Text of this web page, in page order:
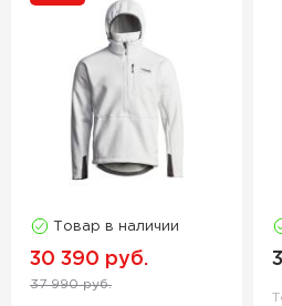
Товар в наличии
30 390 руб.
37 990 руб.